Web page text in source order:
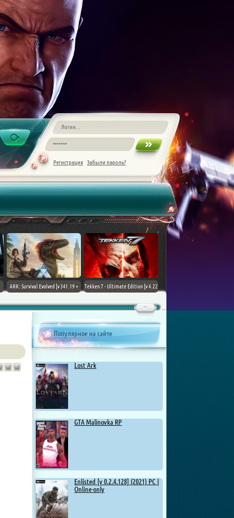
Регистрация Забыли пароль?
ARK: Survival Evolved [v 341.19 +
Tekken 7 - Ultimate Edition [v 4.22
Chovka
Популярное на сайте
Lost Ark
GTA Malinovka RP
Enlisted [v 0.2.4.128] (2021) PC |
Online-only